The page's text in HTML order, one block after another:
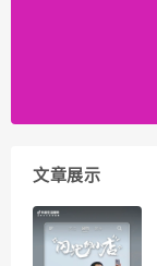
文章展示